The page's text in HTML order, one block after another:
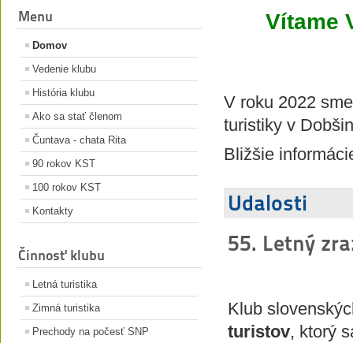
Menu
Domov
Vedenie klubu
História klubu
Ako sa stať členom
Čuntava - chata Rita
90 rokov KST
100 rokov KST
Kontakty
Činnosť klubu
Letná turistika
Zimná turistika
Prechody na počesť SNP
Vítame
V roku 2022
turistiky v
Bližšie
Udalosti
55. Letný
Klub
turistov, ktorý